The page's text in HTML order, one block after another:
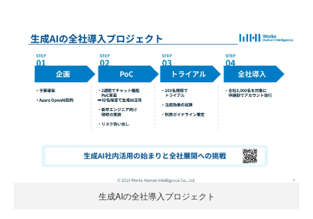
生成AIの全社導入プロジェクト